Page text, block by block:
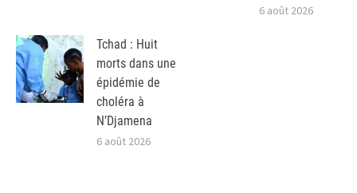
6 août 2026
Tchad : Huit
morts dans une
épidémie de
choléra à
N’Djamena
6 août 2026